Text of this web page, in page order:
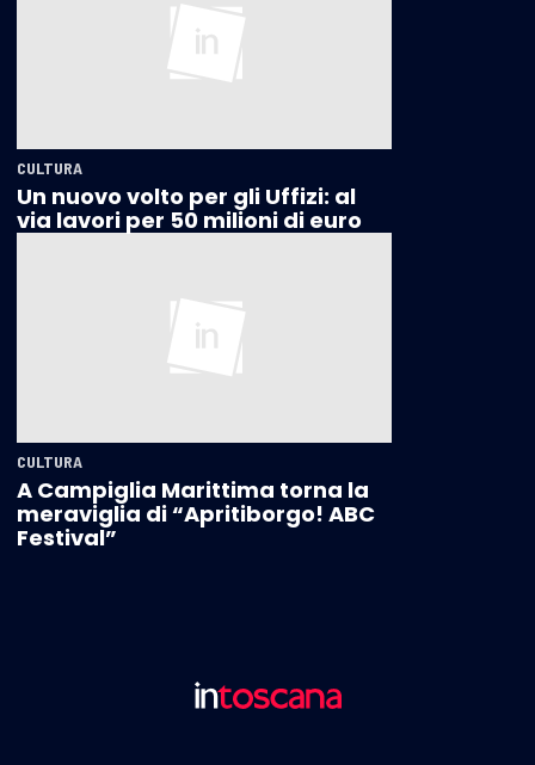
CULTURA
Un nuovo volto per gli Uffizi: al
via lavori per 50 milioni di euro
CULTURA
A Campiglia Marittima torna la
meraviglia di “Apritiborgo! ABC
Festival”